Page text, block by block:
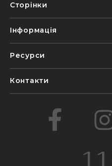
Сторінки
Інформація
Ресурси
Контакти